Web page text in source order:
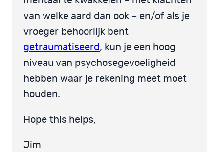
van welke aard dan ook – en/of als je
vroeger behoorlijk bent
getraumatiseerd , kun je een hoog
niveau van psychosegevoeligheid
hebben waar je rekening meet moet
houden.
Hope this helps,
Jim